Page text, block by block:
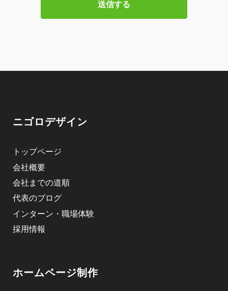
ニゴロデザイン
トップページ
会社概要
会社までの道順
代表のブログ
インターン・職場体験
採用情報
ホームページ制作